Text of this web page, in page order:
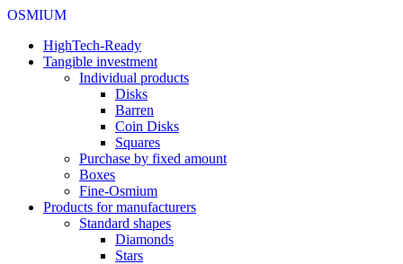
OSMIUM
HighTech-Ready
Tangible investment
Individual products
Disks
Barren
Coin Disks
Squares
Purchase by fixed amount
Boxes
Fine-Osmium
Products for manufacturers
Standard shapes
Diamonds
Stars